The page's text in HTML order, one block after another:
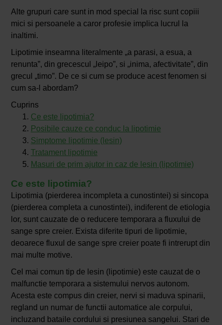
Alte grupuri care sunt in mod special la risc sunt copiii
mici si persoanele a caror profesie implica lucrul la
inaltimi.
Lipotimie inseamna literalmente „a parasi, a esua, a
renunta”, din grecescul „leipo”, si „inima, afectivitate”, din
grecul „timo”. De ce si cum se produce acest fenomen si
cum sa-l abordam?
Cuprins
Ce este lipotimia?
Posibile cauze ce conduc la lipotimie
Simptome lipotimie (lesin)
Tratament lipotimie
Masuri de prim ajutor in caz de lesin (lipotimie)
Ce este lipotimia?
Lipotimia (pierderea incompleta a cunostintei) si sincopa
(pierderea completa a cunostintei), indiferent de etiologia
lor, sunt cauzate de o reducere temporara a fluxului de
sange spre creier. Exista diferite tipuri de lipotimie,
deoarece fluxul de sange spre creier poate fi intrerupt din
mai multe motive.
Cel mai comun tip de lesin (lipotimie) este cauzat de o
malfunctie temporara a sistemului nervos autonom.
Acesta este compus din creier, nervi si maduva spinarii,
regland un numar de functii automatice ale corpului,
incluzand bataile cordului si presiunea sangelui. Stari de